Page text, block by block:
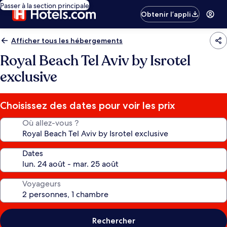
Passer à la section principale
Obtenir l’appli
Afficher tous les hébergements
Royal Beach Tel Aviv by Isrotel
exclusive
Choisissez des dates pour voir les prix
Où allez-vous ?
Dates
Voyageurs
Rechercher